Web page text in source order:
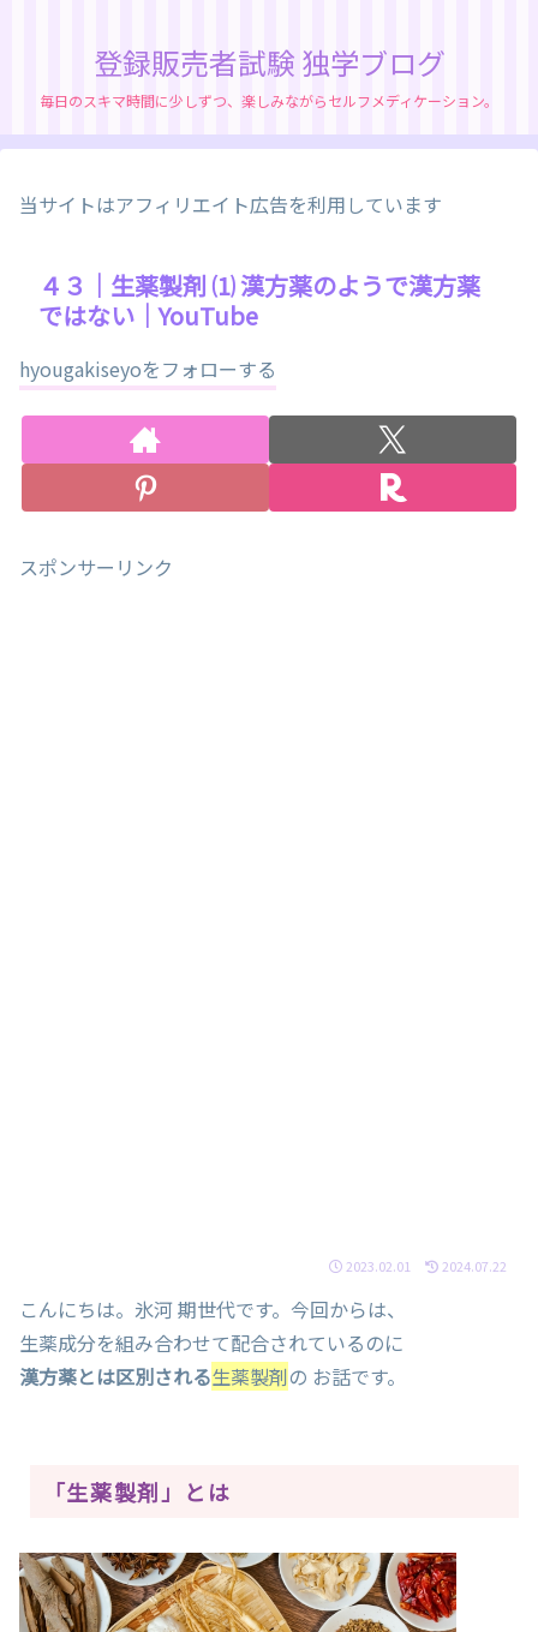
登録販売者試験 独学ブログ
毎日のスキマ時間に少しずつ、楽しみながらセルフメディケーション。
当サイトはアフィリエイト広告を利用しています
４３｜生薬製剤 ⑴ 漢方薬のようで漢方薬
ではない｜YouTube
hyougakiseyoをフォローする
スポンサーリンク
2023.02.01 2024.07.22
こんにちは。氷河 期世代です。今回からは、
生薬成分を組み合わせて配合されているのに
漢方薬とは区別される生薬製剤の お話です。
「生薬製剤」とは